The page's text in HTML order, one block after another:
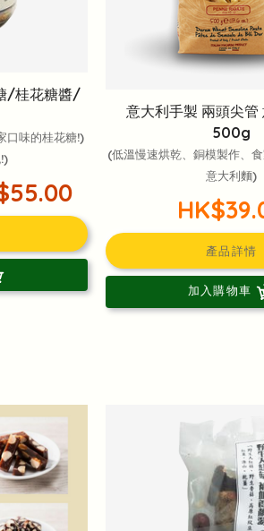
/桂花糖醬/
口味的桂花糖!)
意大利手製 兩頭尖管
500g
(低溫慢速烘乾、銅模製作、
意大利麵)
產品詳情
加入購物車